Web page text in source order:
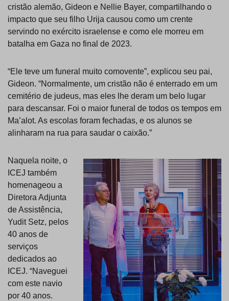
cristão alemão, Gideon e Nellie Bayer, compartilhando o
impacto que seu filho Urija causou como um crente
servindo no exército israelense e como ele morreu em
batalha em Gaza no final de 2023.
“Ele teve um funeral muito comovente”, explicou seu pai,
Gideon. “Normalmente, um cristão não é enterrado em um
cemitério de judeus, mas eles lhe deram um belo lugar
para descansar. Foi o maior funeral de todos os tempos em
Ma’alot. As escolas foram fechadas, e os alunos se
alinharam na rua para saudar o caixão.”
Naquela noite, o
ICEJ também
homenageou a
Diretora Adjunta
de Assistência,
Yudit Setz, pelos
40 anos de
serviços
dedicados ao
ICEJ. “Naveguei
com este navio
por 40 anos.